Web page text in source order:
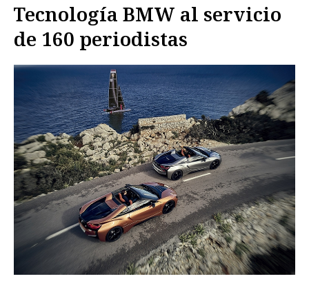
Tecnología BMW al servicio
de 160 periodistas